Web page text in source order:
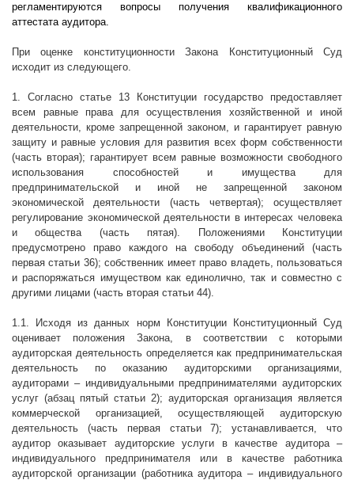
регламентируются вопросы получения квалификационного
аттестата аудитора.
При оценке конституционности Закона Конституционный Суд
исходит из следующего.
1. Согласно статье 13 Конституции государство предоставляет
всем равные права для осуществления хозяйственной и иной
деятельности, кроме запрещенной законом, и гарантирует равную
защиту и равные условия для развития всех форм собственности
(часть вторая); гарантирует всем равные возможности свободного
использования способностей и имущества для
предпринимательской и иной не запрещенной законом
экономической деятельности (часть четвертая); осуществляет
регулирование экономической деятельности в интересах человека
и общества (часть пятая). Положениями Конституции
предусмотрено право каждого на свободу объединений (часть
первая статьи 36); собственник имеет право владеть, пользоваться
и распоряжаться имуществом как единолично, так и совместно с
другими лицами (часть вторая статьи 44).
1.1. Исходя из данных норм Конституции Конституционный Суд
оценивает положения Закона, в соответствии с которыми
аудиторская деятельность определяется как предпринимательская
деятельность по оказанию аудиторскими организациями,
аудиторами – индивидуальными предпринимателями аудиторских
услуг (абзац пятый статьи 2); аудиторская организация является
коммерческой организацией, осуществляющей аудиторскую
деятельность (часть первая статьи 7); устанавливается, что
аудитор оказывает аудиторские услуги в качестве аудитора –
индивидуального предпринимателя или в качестве работника
аудиторской организации (работника аудитора – индивидуального